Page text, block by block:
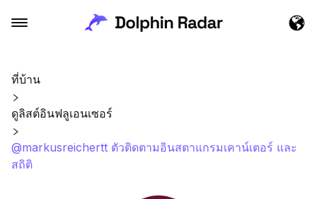
ที่บ้าน
ดูลิสต์อินฟลูเอนเซอร์
@markusreichertt ตัวติดตามอินสตาแกรมเคาน์เตอร์ และ
สถิติ